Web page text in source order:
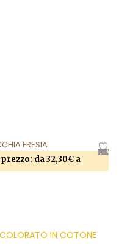
AGGIUNGI ALLA LISTA DEI DESIDERI
FRESIA
da 32,30€ a